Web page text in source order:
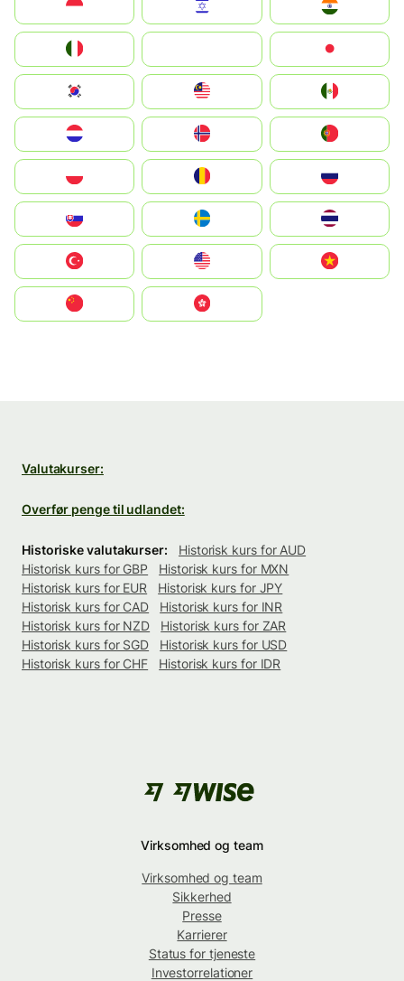
South Korea
United States
中國香港特別行政區
Valutakurser:
Overfør penge til udlandet:
Historiske valutakurser:
Historisk kurs for AUD
Historisk kurs for GBP
Historisk kurs for MXN
Historisk kurs for EUR
Historisk kurs for JPY
Historisk kurs for CAD
Historisk kurs for INR
Historisk kurs for NZD
Historisk kurs for ZAR
Historisk kurs for SGD
Historisk kurs for USD
Historisk kurs for CHF
Historisk kurs for IDR
Virksomhed og team
Virksomhed og team
Sikkerhed
Presse
Karrierer
Status for tjeneste
Investorrelationer